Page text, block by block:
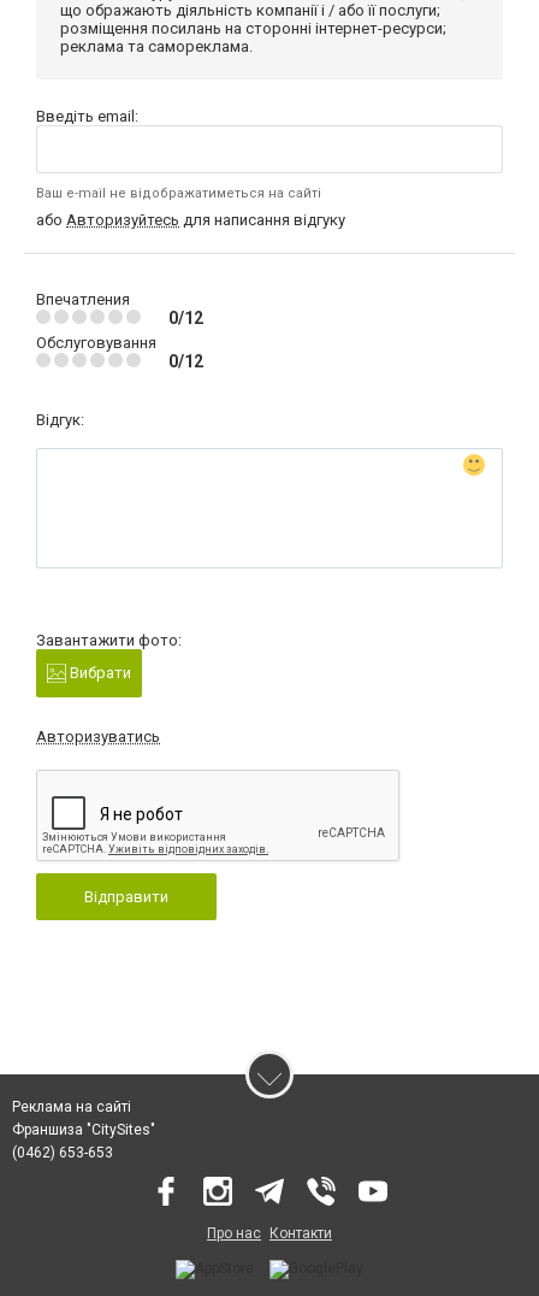
що ображають діяльність компанії і / або її послуги;
розміщення посилань на сторонні інтернет-ресурси;
реклама та самореклама.
Введіть email:
Ваш e-mail не відображатиметься на сайті
або Авторизуйтесь для написання відгуку
Впечатления
0/12
Обслуговування
0/12
Відгук:
Завантажити фото:
Вибрати
Авторизуватись
Відправити
Реклама на сайті
Франшиза "CitySites"
(0462) 653-653
Про нас Контакти